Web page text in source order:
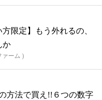
方限定】もう外れるの、
か
ァーム )
方法で買え!!６つの数字